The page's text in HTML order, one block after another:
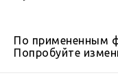
По примененным
Попробуйте